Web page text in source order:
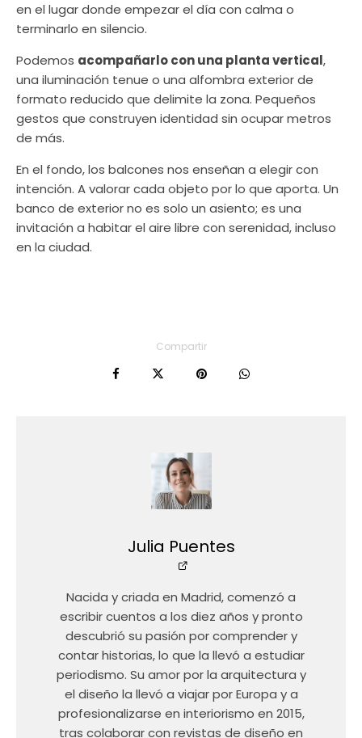
en el lugar donde empezar el día con calma o
terminarlo en silencio.
Podemos acompañarlo con una planta vertical,
una iluminación tenue o una alfombra exterior de
formato reducido que delimite la zona. Pequeños
gestos que construyen identidad sin ocupar metros
de más.
En el fondo, los balcones nos enseñan a elegir con
intención. A valorar cada objeto por lo que aporta. Un
banco de exterior no es solo un asiento; es una
invitación a habitar el aire libre con serenidad, incluso
en la ciudad.
Compartir
Julia Puentes
Nacida y criada en Madrid, comenzó a
escribir cuentos a los diez años y pronto
descubrió su pasión por comprender y
contar historias, lo que la llevó a estudiar
periodismo. Su amor por la arquitectura y
el diseño la llevó a viajar por Europa y a
profesionalizarse en interiorismo en 2015,
tras colaborar con revistas de diseño en